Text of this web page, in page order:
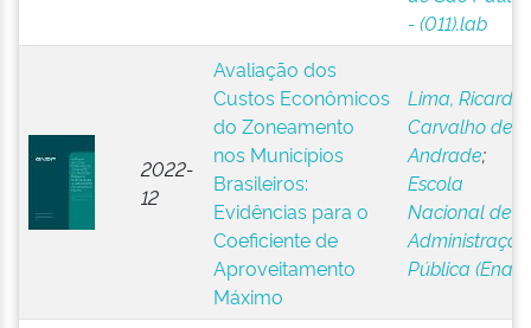
- (011).lab
2022-
12
Avaliação dos
Custos Econômicos
do Zoneamento
nos Municípios
Brasileiros:
Evidências para o
Coeficiente de
Aproveitamento
Máximo
Lima, Ricardo
Carvalho de
Andrade;
Escola
Nacional de
Administração
Pública (Enap)